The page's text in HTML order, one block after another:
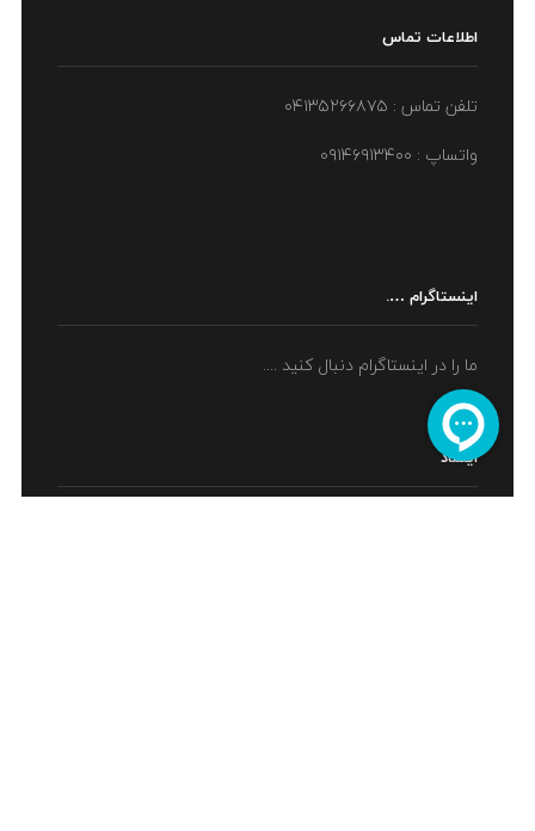
اطلاعات تماس
تلفن تماس : ۰۴۱۳۵۲۶۶۸۷۵
واتساپ : ۰۹۱۴۶۹۱۳۴۰۰
اینستاگرام ….
ما را در اینستاگرام دنبال کنید ....
اینماد